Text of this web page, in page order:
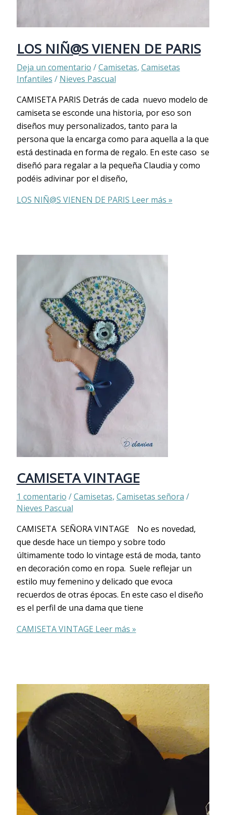
LOS NIÑ@S VIENEN DE PARIS
Deja un comentario /Camisetas, Camisetas
Infantiles / Nieves Pascual
CAMISETA PARIS Detrás de cada nuevo modelo de
camiseta se esconde una historia, por eso son
diseños muy personalizados, tanto para la
persona que la encarga como para aquella a la que
está destinada en forma de regalo. En este caso se
diseñó para regalar a la pequeña Claudia y como
podéis adivinar por el diseño,
LOS NIÑ@S VIENEN DE PARIS Leer más »
CAMISETA VINTAGE
1 comentario /Camisetas, Camisetas señora /
Nieves Pascual
CAMISETA SEÑORA VINTAGE No es novedad,
que desde hace un tiempo y sobre todo
últimamente todo lo vintage está de moda, tanto
en decoración como en ropa. Suele reflejar un
estilo muy femenino y delicado que evoca
recuerdos de otras épocas. En este caso el diseño
es el perfil de una dama que tiene
CAMISETA VINTAGE Leer más »